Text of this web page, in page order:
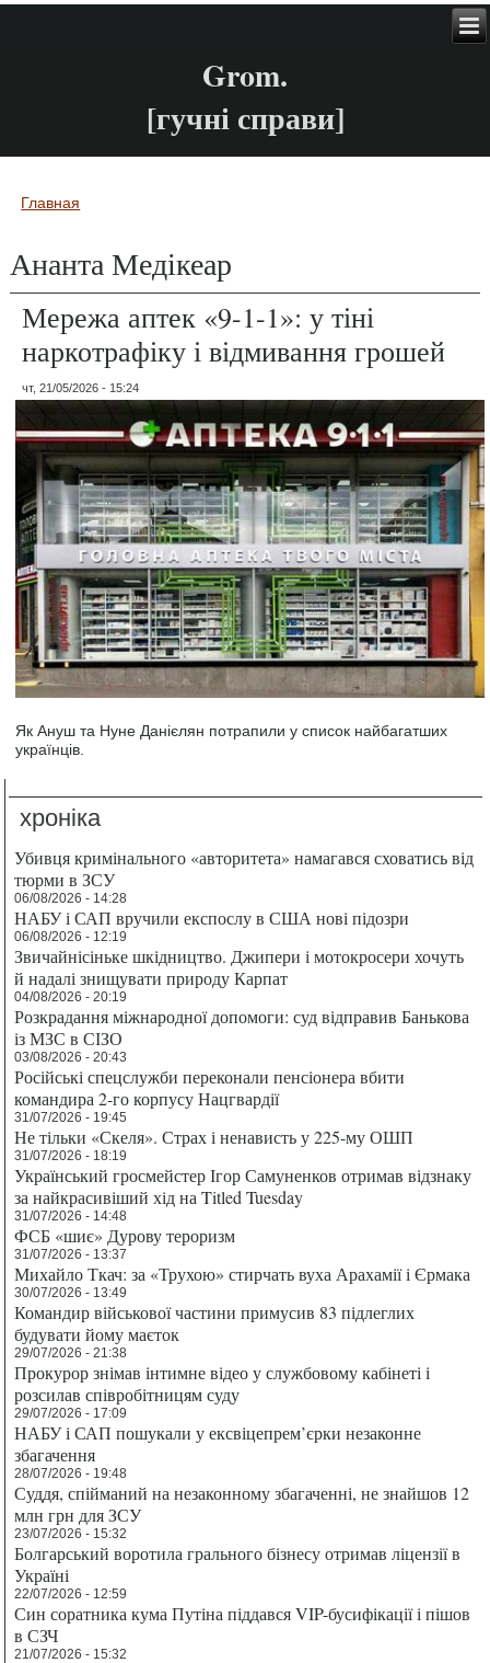
Grom.
[гучні справи]
Вы здесь
Главная
Ананта Медікеар
Мережа аптек «9-1-1»: у тіні
наркотрафіку і відмивання грошей
чт, 21/05/2026 - 15:24
Як Ануш та Нуне Данієлян потрапили у список найбагатших
українців.
хроніка
Убивця кримінального «авторитета» намагався сховатись від
тюрми в ЗСУ
06/08/2026 - 14:28
НАБУ і САП вручили експослу в США нові підозри
06/08/2026 - 12:19
Звичайнісіньке шкідництво. Джипери і мотокросери хочуть
й надалі знищувати природу Карпат
04/08/2026 - 20:19
Розкрадання міжнародної допомоги: суд відправив Банькова
із МЗС в СІЗО
03/08/2026 - 20:43
Російські спецслужби переконали пенсіонера вбити
командира 2-го корпусу Нацгвардії
31/07/2026 - 19:45
Не тільки «Скеля». Страх і ненависть у 225-му ОШП
31/07/2026 - 18:19
Український гросмейстер Ігор Самуненков отримав відзнаку
за найкрасивіший хід на Titled Tuesday
31/07/2026 - 14:48
ФСБ «шиє» Дурову тероризм
31/07/2026 - 13:37
Михайло Ткач: за «Трухою» стирчать вуха Арахамії і Єрмака
30/07/2026 - 13:49
Командир військової частини примусив 83 підлеглих
будувати йому маєток
29/07/2026 - 21:38
Прокурор знімав інтимне відео у службовому кабінеті і
розсилав співробітницям суду
29/07/2026 - 17:09
НАБУ і САП пошукали у ексвіцепрем’єрки незаконне
збагачення
28/07/2026 - 19:48
Суддя, спійманий на незаконному збагаченні, не знайшов 12
млн грн для ЗСУ
23/07/2026 - 15:32
Болгарський воротила грального бізнесу отримав ліцензії в
Україні
22/07/2026 - 12:59
Син соратника кума Путіна піддався VIP-бусифікації і пішов
в СЗЧ
21/07/2026 - 15:32